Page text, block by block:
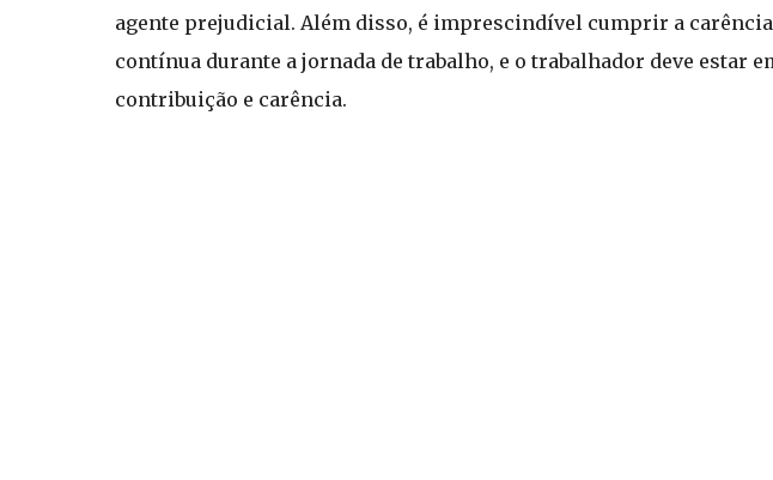
agente prejudicial. Além disso, é imprescindível cumprir a
contínua durante a jornada de trabalho, e o trabalhador deve estar
contribuição e carência.